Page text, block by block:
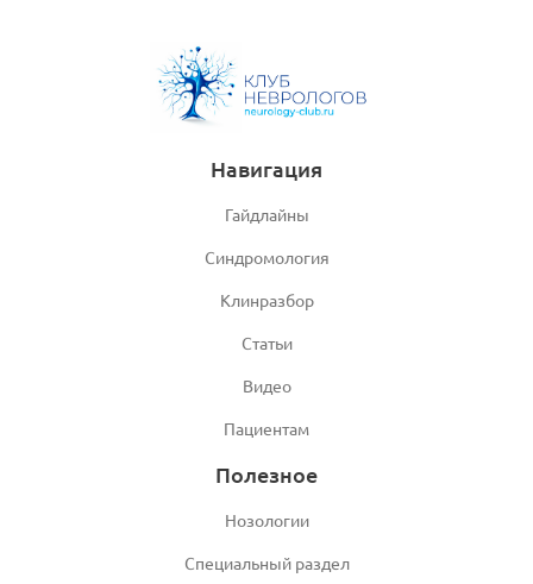
Навигация
Гайдлайны
Синдромология
Клинразбор
Статьи
Видео
Пациентам
Полезное
Нозологии
Специальный раздел